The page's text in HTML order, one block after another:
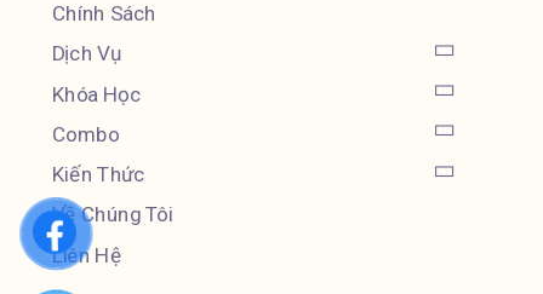
Chính Sách
Dịch Vụ
Khóa Học
Combo
Kiến Thức
Về Chúng Tôi
Liên Hệ